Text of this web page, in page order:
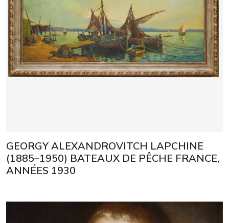
GEORGY ALEXANDROVITCH LAPCHINE
(1885–1950) BATEAUX DE PÊCHE FRANCE,
ANNÉES 1930